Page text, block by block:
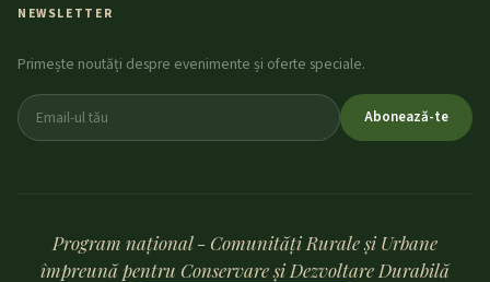
NEWSLETTER
Primește noutăți despre evenimente și oferte speciale.
Abonează-te
Program național - Comunități Rurale și Urbane
împreună pentru Conservare și Dezvoltare Durabilă